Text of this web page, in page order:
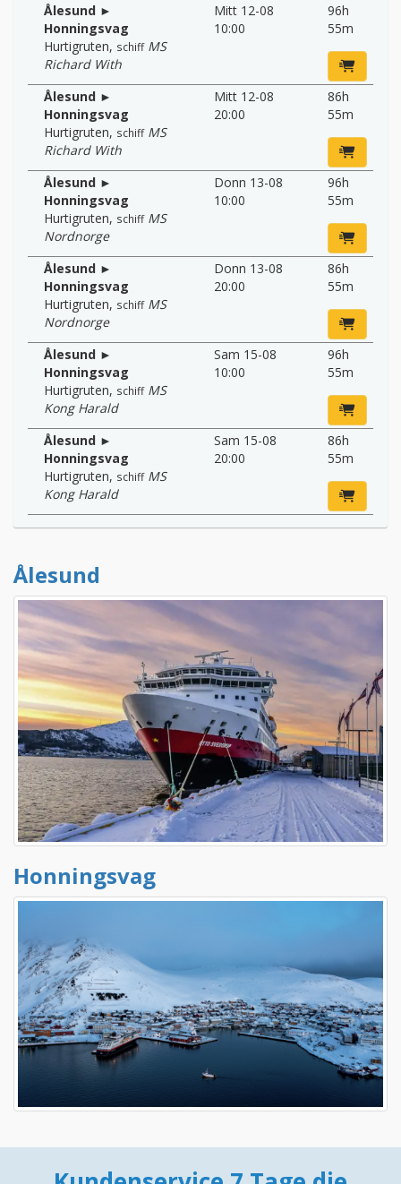
Ålesund ►
Honningsvag
Hurtigruten, schiff MS
Richard With
Mitt 12-08
10:00
96h
55m
Ålesund ►
Honningsvag
Hurtigruten, schiff MS
Richard With
Mitt 12-08
20:00
86h
55m
Ålesund ►
Honningsvag
Hurtigruten, schiff MS
Nordnorge
Donn 13-08
10:00
96h
55m
Ålesund ►
Honningsvag
Hurtigruten, schiff MS
Nordnorge
Donn 13-08
20:00
86h
55m
Ålesund ►
Honningsvag
Hurtigruten, schiff MS
Kong Harald
Sam 15-08
10:00
96h
55m
Ålesund ►
Honningsvag
Hurtigruten, schiff MS
Kong Harald
Sam 15-08
20:00
86h
55m
Ålesund
Honningsvag